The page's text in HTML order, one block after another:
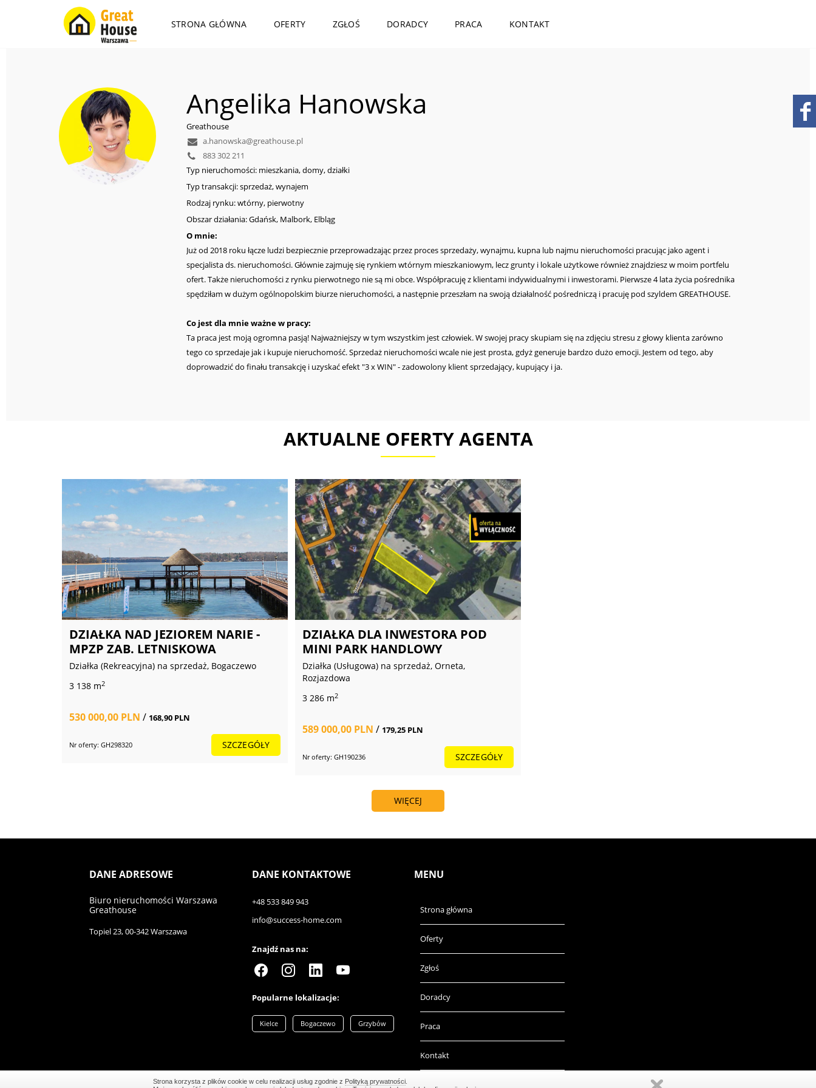
STRONA GŁÓWNA OFERTY ZGŁOŚ DORADCY PRACA KONTAKT
Angelika Hanowska
Greathouse
a.hanowska@greathouse.pl
883 302 211
Typ nieruchomości: mieszkania, domy, działki
Typ transakcji: sprzedaż, wynajem
Rodzaj rynku: wtórny, pierwotny
Obszar działania: Gdańsk, Malbork, Elbląg
O mnie:
Już od 2018 roku łącze ludzi bezpiecznie przeprowadzając przez proces sprzedaży, wynajmu, kupna lub najmu nieruchomości pracując jako agent i
specjalista ds. nieruchomości. Głównie zajmuję się rynkiem wtórnym mieszkaniowym, lecz grunty i lokale użytkowe również znajdziesz w moim portfelu
ofert. Także nieruchomości z rynku pierwotnego nie są mi obce. Współpracuję z klientami indywidualnymi i inwestorami. Pierwsze 4 lata życia pośrednika
spędziłam w dużym ogólnopolskim biurze nieruchomości, a następnie przeszłam na swoją działalność pośredniczą i pracuję pod szyldem GREATHOUSE.
Co jest dla mnie ważne w pracy:
Ta praca jest moją ogromna pasją! Najważniejszy w tym wszystkim jest człowiek. W swojej pracy skupiam się na zdjęciu stresu z głowy klienta zarówno
tego co sprzedaje jak i kupuje nieruchomość. Sprzedaż nieruchomości wcale nie jest prosta, gdyż generuje bardzo dużo emocji. Jestem od tego, aby
doprowadzić do finału transakcję i uzyskać efekt "3 x WIN" - zadowolony klient sprzedający, kupujący i ja.
dążę do tego, żeby wszystko przebiegło w przyjaznej atmosferze i z uśmiechem na twarzy. :)
Mój pierwotny zawód to Technik Odzieżowy Krawiectwa Miarowego. Cierpliwość, indywidualne podejście do klienta, przestrzenne widzenie, kreatywność,
umiejętność pracy z tkaniną, kolorem, jak również umiejętność czytania rysunków technicznych, świetnie się sprawdza w zawodzie pośrednika. Każda
nieruchomość oraz człowiek jest indywidualnością i moja praca w pośrednictwie jest szyta na miarę ich potrze
Za co chwalą mnie klienci oraz współpracownicy:
Klienci bardzo często chwalą mnie za profesjonalizm, umiejętność doradzenia i szybkiej reakcji zorientowanej na rozwiązanie ewentualnego problemu
oraz bardzo przyjazną atmosferę przy przeprowadzanej transakcji. Natomiast współpracownicy bardzo lubią moją pozytywną energię, uśmiechniętą
buzię i zawszę dobrą i szczerą radę, która dopina skrzydła w trudne dni. Jestem dobrym duchem zespołu :)
Prywatnie:
Kocham podróżować z moim mężem, bo jestem świetnym kierowcą, lecz z kiepską orientacją w przestrzeni. Dlatego mąż jest zawsze naszym pilotem
wycieczki. Moją ogromna pasją są też ludzie - to jest zdecydowanie mój życiowy tlen. Dlatego moja praca daje mi ogromną satysfakcję, bo pracuję z
AKTUALNE OFERTY AGENTA
DZIAŁKA NAD JEZIOREM NARIE -
MPZP ZAB. LETNISKOWA
Działka (Rekreacyjna) na sprzedaż, Bogaczewo
3 138 m2
530 000,00 PLN / 168,90 PLN
Nr oferty: GH298320 SZCZEGÓŁY
DZIAŁKA DLA INWESTORA POD
MINI PARK HANDLOWY
Działka (Usługowa) na sprzedaż, Orneta,
Rozjazdowa
3 286 m2
589 000,00 PLN / 179,25 PLN
Nr oferty: GH190236 SZCZEGÓŁY
WIĘCEJ
DANE ADRESOWE
Biuro nieruchomości Warszawa
Greathouse
Topiel 23, 00-342 Warszawa
DANE KONTAKTOWE
+48 533 849 943
info@success-home.com
Znajdź nas na:
Popularne lokalizacje:
Kielce Bogaczewo Grzybów
MENU
Strona główna
Oferty
Zgłoś
Doradcy
Praca
Kontakt
Strona korzysta z plików cookie w celu realizacji usług zgodnie z Polityką prywatności